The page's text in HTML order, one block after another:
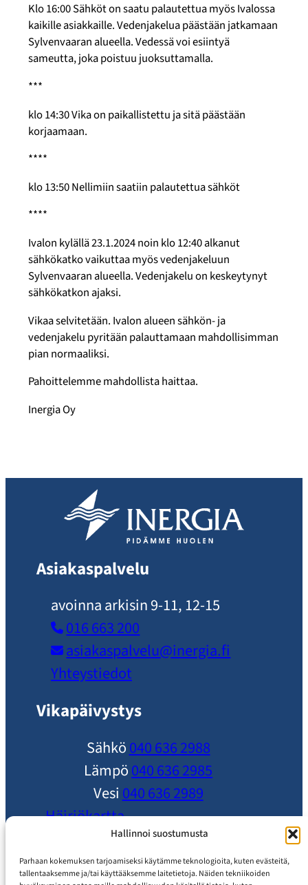
Hallinnoi suostumusta
Parhaan kokemuksen tarjoamiseksi käytämme teknologioita, kuten evästeitä,
tallentaaksemme ja/tai käyttääksemme laitetietoja. Näiden tekniikoiden
Klo 16:00 Sähköt on saatu palautettua myös Ivalossa
kaikille asiakkaille. Vedenjakelua päästään jatkamaan
Sylvenvaaran alueella. Vedessä voi esiintyä
sameutta, joka poistuu juoksuttamalla.
***
klo 14:30 Vika on paikallistettu ja sitä päästään
korjaamaan.
****
klo 13:50 Nellimiin saatiin palautettua sähköt
****
Ivalon kylällä 23.1.2024 noin klo 12:40 alkanut
sähkökatko vaikuttaa myös vedenjakeluun
Sylvenvaaran alueella. Vedenjakelu on keskeytynyt
sähkökatkon ajaksi.
Vikaa selvitetään. Ivalon alueen sähkön- ja
vedenjakelu pyritään palauttamaan mahdollisimman
pian normaaliksi.
Pahoittelemme mahdollista haittaa.
Inergia Oy
Asiakaspalvelu
avoinna arkisin 9-11, 12-15
016 663 200
asiakaspalvelu​@inergia.fi
Yhteystiedot
Vikapäivystys
Sähkö040 636 2988
Lämpö040 636 2985
Vesi 040 636 2989
Häiriökartta
Ole yhteydessä
Ajankohtaista